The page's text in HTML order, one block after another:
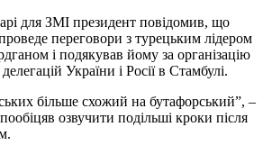
для ЗМІ президент повідомив, що
переговори з турецьким лідером
і подякував йому за організацію
України і Росії в Стамбулі.
більше схожий на бутафорський”, –
озвучити подільші кроки після